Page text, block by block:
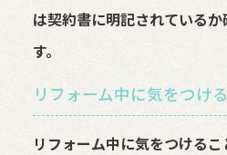
は契約書に明記されている
す。
リフォーム中に気をつけ
リフォーム中に気をつける